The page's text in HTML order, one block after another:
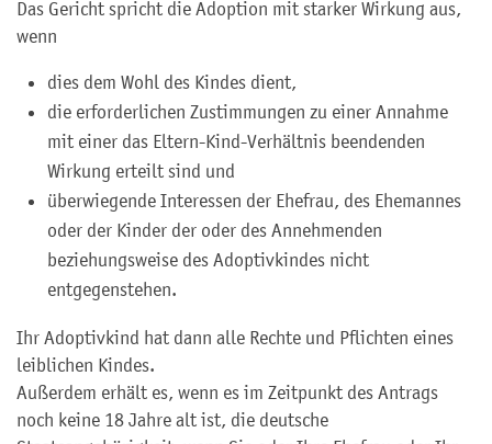
Das Gericht spricht die Adoption mit starker Wirkung aus,
wenn
dies dem Wohl des Kindes dient,
die erforderlichen Zustimmungen zu einer Annahme
mit einer das Eltern-Kind-Verhältnis beendenden
Wirkung erteilt sind und
überwiegende Interessen der Ehefrau, des Ehemannes
oder der Kinder der oder des Annehmenden
beziehungsweise des Adoptivkindes nicht
entgegenstehen.
Ihr Adoptivkind hat dann alle Rechte und Pflichten eines
leiblichen Kindes.
Außerdem erhält es, wenn es im Zeitpunkt des Antrags
noch keine 18 Jahre alt ist, die deutsche